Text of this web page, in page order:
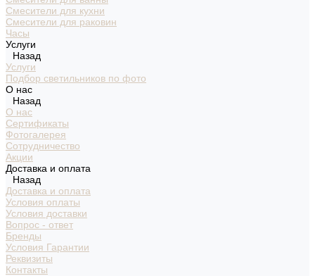
Смесители для кухни
Смесители для раковин
Часы
Услуги
Назад
Услуги
Подбор светильников по фото
О нас
Назад
О нас
Сертификаты
Фотогалерея
Сотрудничество
Акции
Доставка и оплата
Назад
Доставка и оплата
Условия оплаты
Условия доставки
Вопрос - ответ
Бренды
Условия Гарантии
Реквизиты
Контакты